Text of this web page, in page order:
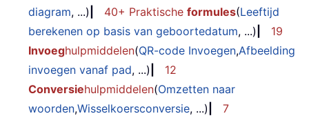
diagram, ...) 40+ Praktische formules(Leeftijd
berekenen op basis van geboortedatum, ...)
19
Invoeghulpmiddelen(QR-code Invoegen,Afbeelding
invoegen vanaf pad, ...)
12
Conversiehulpmiddelen(Omzetten naar
woorden,Wisselkoersconversie, ...)
7